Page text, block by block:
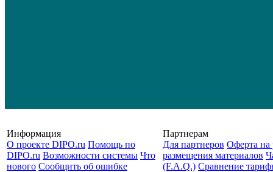
Информация
О проекте DIPO.ru Помощь по
DIPO.ru Возможности системы Что
нового Сообщить об ошибке
Партнерам
Для партнеров Оферта на
размещения материалов
(F.A.Q.) Cравнение